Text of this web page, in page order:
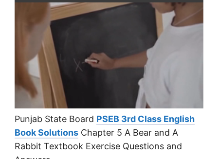
Punjab State Board PSEB 3rd Class English
Book Solutions Chapter 5 A Bear and A
Rabbit Textbook Exercise Questions and